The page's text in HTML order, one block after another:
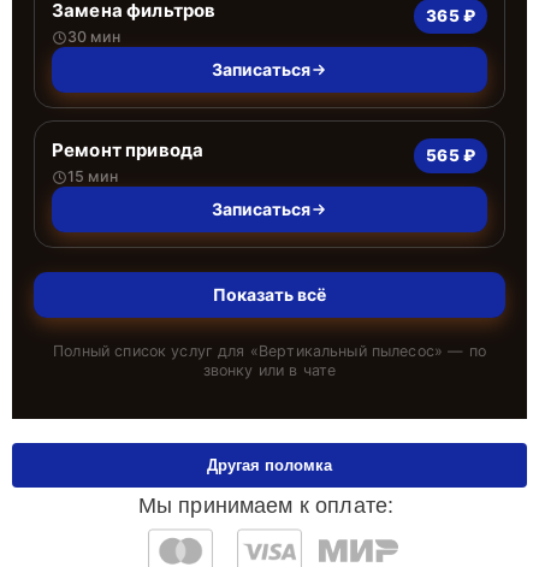
Замена фильтров
30 мин
365 ₽
Записаться
Ремонт привода
15 мин
565 ₽
Записаться
Показать всё
Полный список услуг для «Вертикальный пылесос» — по
звонку или в чате
Мы принимаем к оплате:
Другая поломка